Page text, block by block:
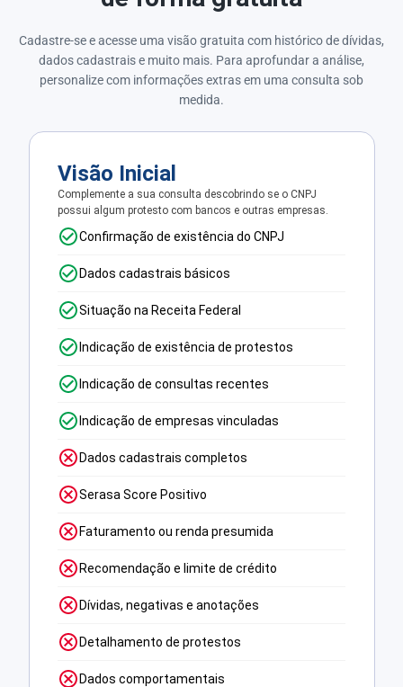
Cadastre-se e acesse uma visão gratuita com histórico de dívidas,
dados cadastrais e muito mais. Para aprofundar a análise,
personalize com informações extras em uma consulta sob
medida.
Visão Inicial
Complemente a sua consulta descobrindo se o CNPJ
possui algum protesto com bancos e outras empresas.
Confirmação de existência do CNPJ
Dados cadastrais básicos
Situação na Receita Federal
Indicação de existência de protestos
Indicação de consultas recentes
Indicação de empresas vinculadas
Dados cadastrais completos
Serasa Score Positivo
Faturamento ou renda presumida
Recomendação e limite de crédito
Dívidas, negativas e anotações
Detalhamento de protestos
Dados comportamentais